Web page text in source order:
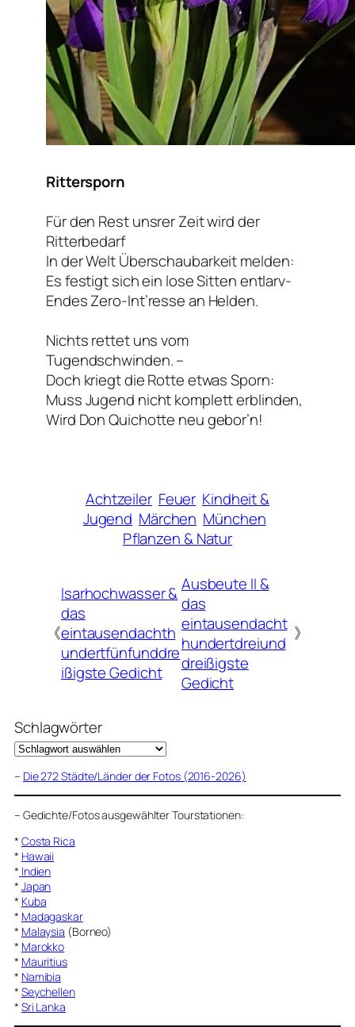
Rittersporn
Für den Rest unsrer Zeit wird der
Ritterbedarf
In der WeltÜberschaubarkeitmelden:
Es festigt sich ein lose Sitten entlarv-
Endes Zero-Int’resse an Helden.
Nichts rettet uns vom
Tugendschwinden. –
Doch kriegt die Rotte etwas Sporn:
Muss Jugend nicht komplett erblinden,
Wird Don Quichotte neu gebor’n!
Achtzeiler Feuer Kindheit &
Jugend Märchen München
Pflanzen & Natur
《
Isarhochwasser &
das
eintausendachth
undertfünfunddre
ißigste Gedicht
Ausbeute II &
das
eintausendacht
hundertdreiund
dreißigste
Gedicht
》
Schlagwörter
– Die 272 Städte/Länder der Fotos (2016-2026)
– Gedichte/Fotos ausgewählter Tourstationen:
* Costa Rica
* Hawaii
* Indien
* Japan
* Kuba
* Madagaskar
* Malaysia (Borneo)
* Marokko
* Mauritius
* Namibia
* Seychellen
* Sri Lanka